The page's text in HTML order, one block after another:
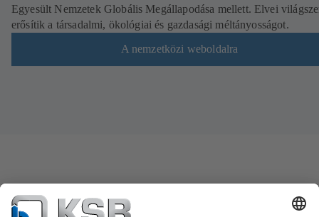
Egyesült Nemzetek Globális Megállapodása mellett. Elvei
erősítik a társadalmi, ökológiai és gazdasági méltányosságot.
A nemzetközi weboldalra